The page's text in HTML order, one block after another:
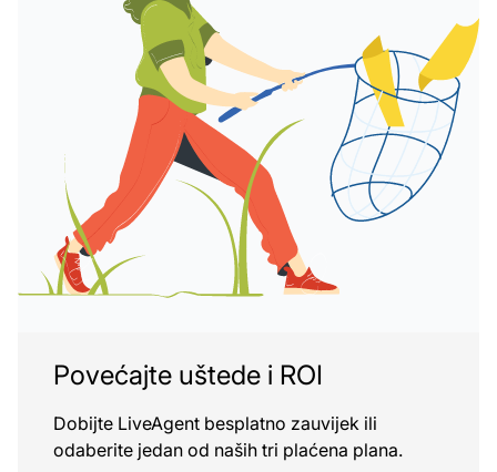
Povećajte uštede i ROI
Dobijte LiveAgent besplatno zauvijek ili
odaberite jedan od naših tri plaćena plana.